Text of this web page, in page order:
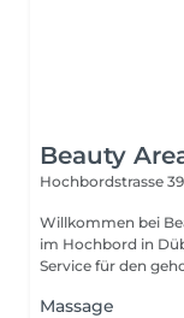
Beauty
Hochbordstrasse 39
Willkommen bei Beauty Area! In
im Hochbord in
Service für den
Massage